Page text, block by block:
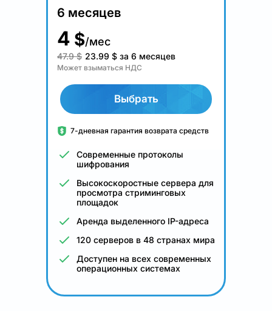
6 месяцев
4 $/мес
47.9 $ 23.99 $ за 6 месяцев
Может взыматься НДС
Выбрать
7-дневная гарантия возврата средств
Современные протоколы
шифрования
Высокоскоростные сервера для
просмотра стриминговых
площадок
Аренда выделенного IP-адреса
120 серверов в 48 странах мира
Доступен на всех современных
операционных системах